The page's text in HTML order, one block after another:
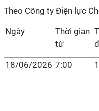
Theo Công ty Điện lực
Ngày
Thời gian
từ
18/06/2026 7:00